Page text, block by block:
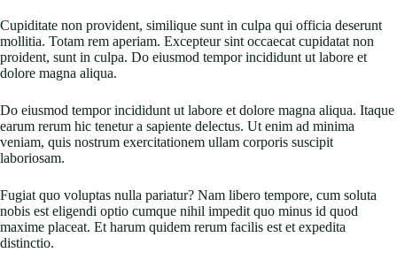
Cupiditate non provident, similique sunt in culpa qui officia deserunt
mollitia. Totam rem aperiam. Excepteur sint occaecat cupidatat non
proident, sunt in culpa. Do eiusmod tempor incididunt ut labore et
dolore magna aliqua.
Do eiusmod tempor incididunt ut labore et dolore magna aliqua. Itaque
earum rerum hic tenetur a sapiente delectus. Ut enim ad minima
veniam, quis nostrum exercitationem ullam corporis suscipit
laboriosam.
Fugiat quo voluptas nulla pariatur? Nam libero tempore, cum soluta
nobis est eligendi optio cumque nihil impedit quo minus id quod
maxime placeat. Et harum quidem rerum facilis est et expedita
distinctio.